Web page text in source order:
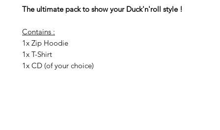
The ultimate pack to show your Duck'n'roll style !
Contains :
1x Zip Hoodie
1x T-Shirt
1x CD (of your choice)